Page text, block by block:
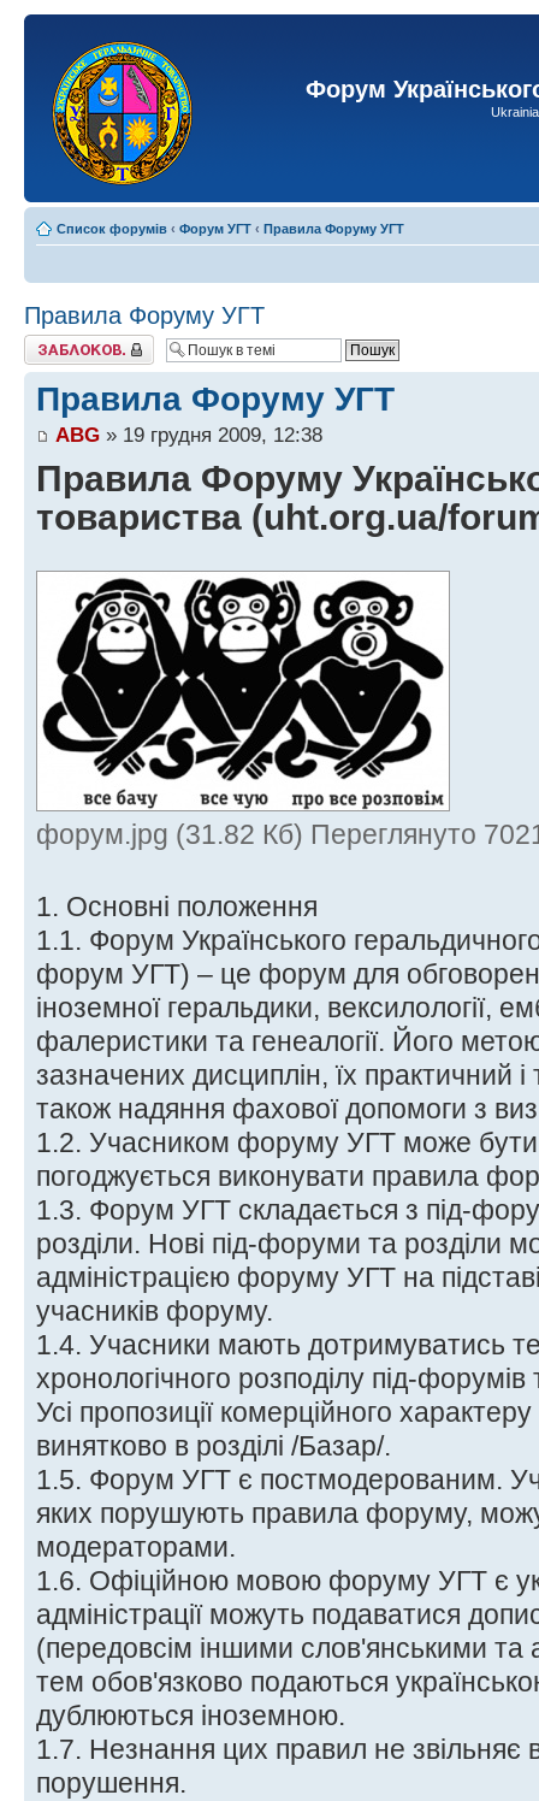
Форум
Список форумів ‹ Форум УГТ ‹ Правила Форуму УГТ
Правила Форуму УГТ
Тему закрито
Правила Форуму УГТ
ABG » 19 грудня 2009, 12:38
Правила Форуму
товариства (uht.org.ua/
форум.jpg (31.82 Кб) Переглянуто
1. Основні положення
1.1. Форум Українського
форум УГТ) – це форум для
іноземної геральдики, вексилології,
фалеристики та генеалогії. Його
зазначених дисциплін, їх практичний
також надяння фахової допомоги з
1.2. Учасником форуму УГТ може бути
погоджується виконувати правила
1.3. Форум УГТ складається з під-
розділи. Нові під-форуми та розділи
адміністрацією форуму УГТ на
учасників форуму.
1.4. Учасники мають дотримуватись
хронологічного розподілу під-форумів
Усі пропозиції комерційного
винятково в розділі /Базар/.
1.5. Форум УГТ є постмодерованим.
яких порушують правила форуму,
модераторами.
1.6. Офіційною мовою форуму УГТ є
адміністрації можуть подаватися
(передовсім іншими слов'янськими та
тем обов'язково подаються
дублюються іноземною.
1.7. Незнання цих правил не звільняє
порушення.